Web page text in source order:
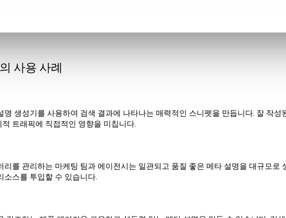
사용 사례
생성기를 사용하여 검색 결과에 나타나는 매력적인 스니펫을 만듭니다. 잘 작
트래픽에 직접적인 영향을 미칩니다.
를 관리하는 마케팅 팀과 에이전시는 일관되고 품질 좋은 메타 설명을 대규모
소스를 투입할 수 있습니다.